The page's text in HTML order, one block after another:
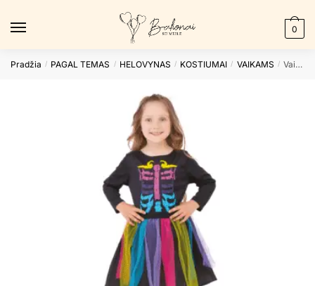
0
Pradžia / PAGAL TEMAS / HELOVYNAS / KOSTIUMAI / VAIKAMS / Vaikiškas kostiumas COLORFUL SKELETON S